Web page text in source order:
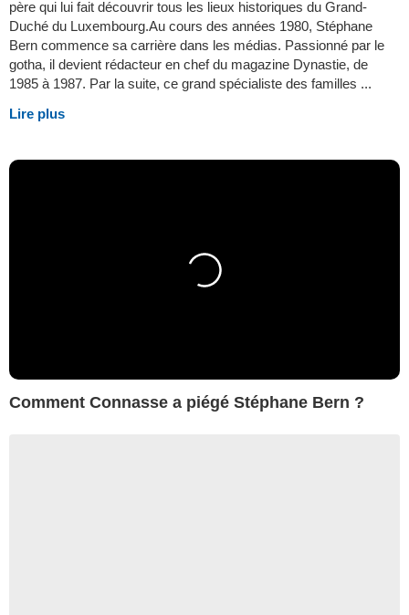
père qui lui fait découvrir tous les lieux historiques du Grand-
Duché du Luxembourg.Au cours des années 1980, Stéphane
Bern commence sa carrière dans les médias. Passionné par le
gotha, il devient rédacteur en chef du magazine Dynastie, de
1985 à 1987. Par la suite, ce grand spécialiste des familles ...
Lire plus
Comment Connasse a piégé Stéphane Bern ?